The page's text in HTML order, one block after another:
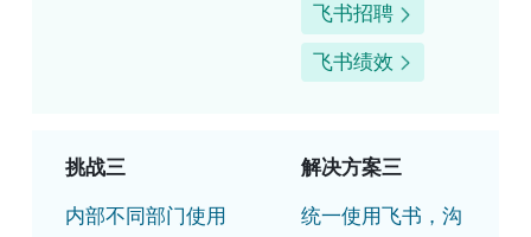
飞书招聘
飞书绩效
挑战三
内部不同部门使用
解决方案三
统一使用飞书，沟